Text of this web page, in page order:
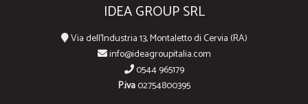
IDEA GROUP SRL
Via dell'Industria 13, Montaletto di Cervia (RA)
info@ideagroupitalia.com
0544 965179
P.iva02754800395